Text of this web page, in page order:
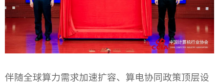
伴随全球算力需求加速扩容、算电协同政策顶层设